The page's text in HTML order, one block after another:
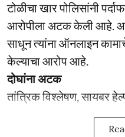
टोळीचा खार पोलिसांनी
आरोपीला अटक केली आहे.
साधून त्यांना ऑनलाइन
केल्याचा आरोप आहे.
दोघांना अटक
तांत्रिक विश्लेषण, सायबर